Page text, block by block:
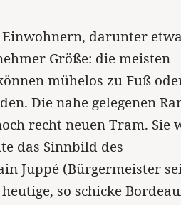
darunter
Größe: die meisten
mühelos zu Fuß
Die nahe gelegenen
recht neuen Tram. Sie
das Sinnbild des
Juppé (Bürgermeister
so schicke